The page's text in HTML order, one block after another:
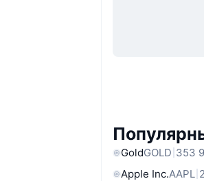
GoldGOLD 353
Apple Inc.AAPL